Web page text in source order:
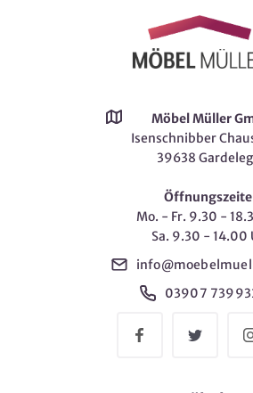
Möbel Müller
Isenschnibber
39638
Mo. - Fr. 9.30 -
Sa. 9.30 - 14.00
03907